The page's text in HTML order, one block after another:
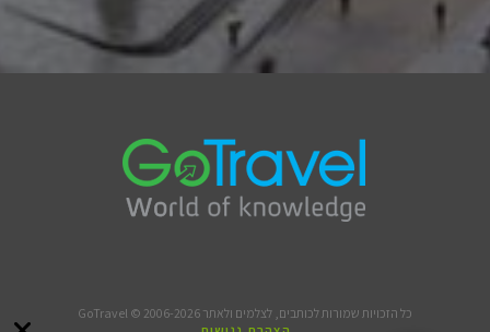
כל הזכויות שמורות לכותבים, לצלמים ולאתר GoTravel © 2006-2026